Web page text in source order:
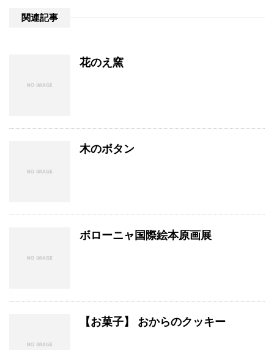
関連記事
花のえ窯
木のボタン
ボローニャ国際絵本原画展
【お菓子】 おからのクッキー